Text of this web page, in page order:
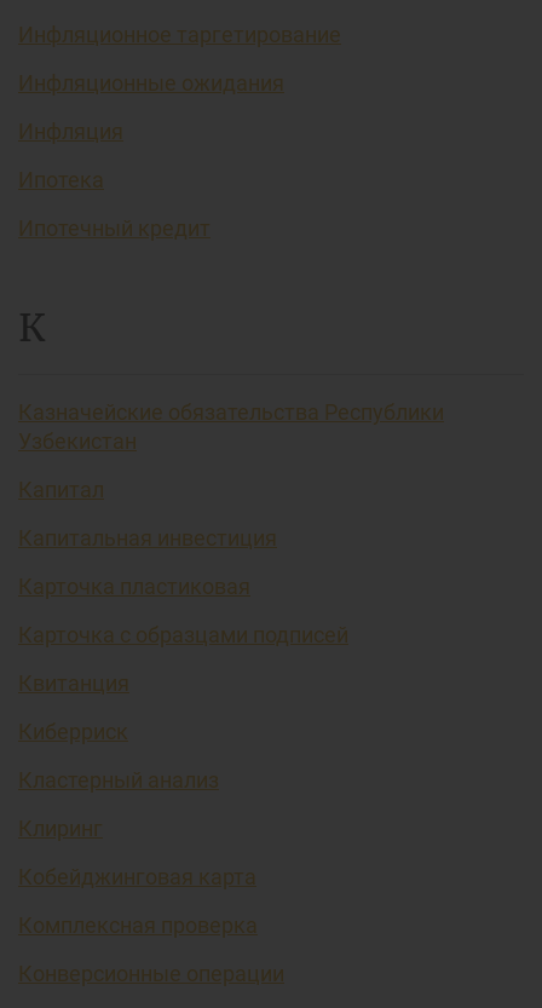
Инфляционное таргетирование
Инфляционные ожидания
Инфляция
Ипотека
Ипотечный кредит
К
Казначейские обязательства Республики
Узбекистан
Капитал
Капитальная инвестиция
Карточка пластиковая
Карточка с образцами подписей
Квитанция
Киберриск
Кластерный анализ
Клиринг
Кобейджинговая карта
Комплексная проверка
Конверсионные операции